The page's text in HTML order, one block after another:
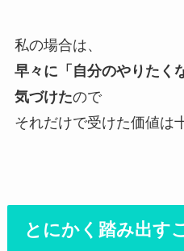
私の場合は、
早々に「自分のやりたく
気づけたので
それだけで受けた価値は
とにかく踏み出す